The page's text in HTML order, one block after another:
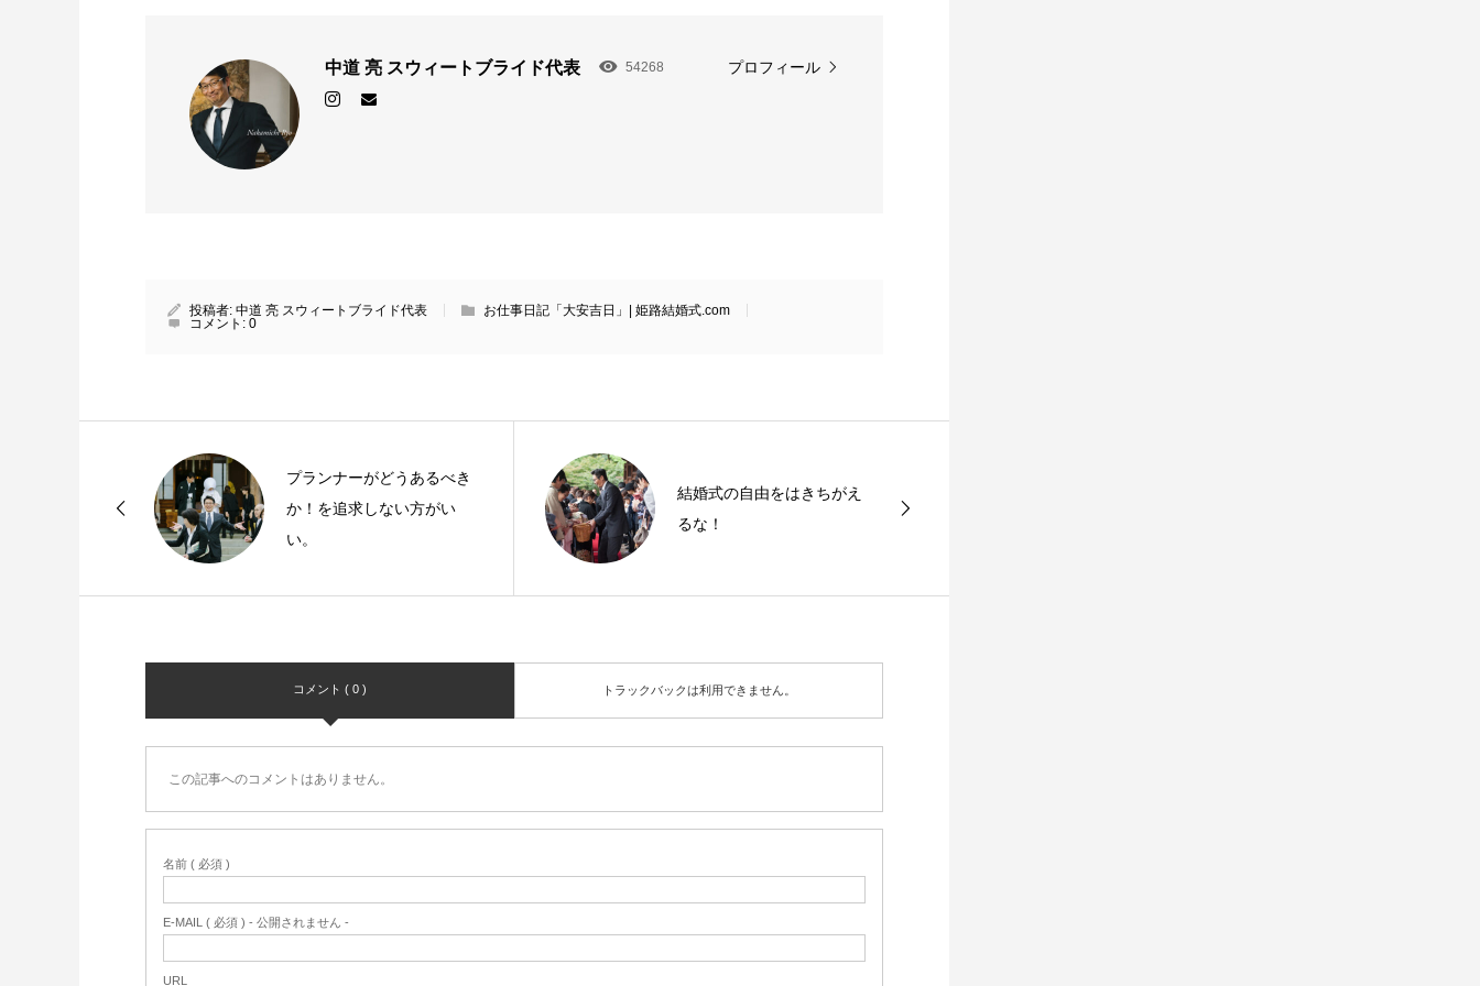
中道 亮 スウィートブライド代表 54268 プロフィール
投稿者: 中道 亮 スウィートブライド代表
お仕事日記「大安吉日」| 姫路結婚式.com
コメント: 0
プランナーがどうあるべき
か！を追求しない方がい
い。
結婚式の自由をはきちがえ
るな！
コメント ( 0 ) トラックバックは利用できません。
この記事へのコメントはありません。
名前 ( 必須 )
E-MAIL ( 必須 ) - 公開されません -
URL